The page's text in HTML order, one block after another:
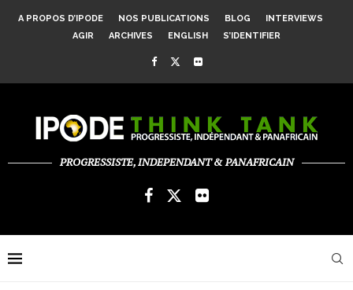
A PROPOS D’IPODE NOS PUBLICATIONS BLOG
INTERVIEWS
AGIR
ARCHIVES ENGLISH S’IDENTIFIER
PROGRESSISTE, INDEPENDANT & PANAFRICAIN